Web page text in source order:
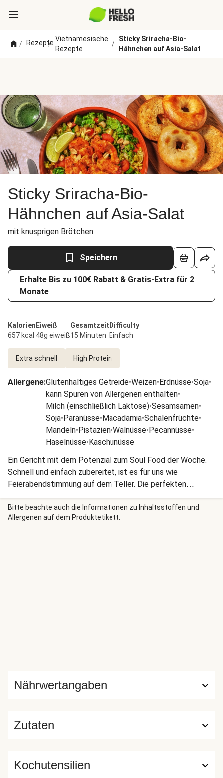
/ Rezepte
/
Vietnamesische
Rezepte
/
Sticky Sriracha-Bio-
Hähnchen auf Asia-Salat
Sticky Sriracha-Bio-
Hähnchen auf Asia-Salat
mit knusprigen Brötchen
Speichern
Erhalte Bis zu 100€ Rabatt & Gratis-Extra für 2
Monate
Kalorien
657 kcal
Eiweiß
48g eiweiß
Gesamtzeit
15 Minuten
Difficulty
Einfach
Extra schnell High Protein
Allergene:Glutenhaltiges Getreide•Weizen•Erdnüsse•Soja•
kann Spuren von Allergenen enthalten•
Milch (einschließlich Laktose)•Sesamsamen•
Soja•Paranüsse•Macadamia•Schalenfrüchte•
Mandeln•Pistazien•Walnüsse•Pecannüsse•
Haselnüsse•Kaschunüsse
Ein Gericht mit dem Potenzial zum Soul Food der Woche.
Schnell und einfach zubereitet, ist es für uns wie
Feierabendstimmung auf dem Teller. Die perfekten
Beilagen? Dein Sofa und hochgelegte Füße.
Bitte beachte auch die Informationen zu Inhaltsstoffen und
Allergenen auf dem Produktetikett.
Zutaten
Nährwertangaben
Kochutensilien